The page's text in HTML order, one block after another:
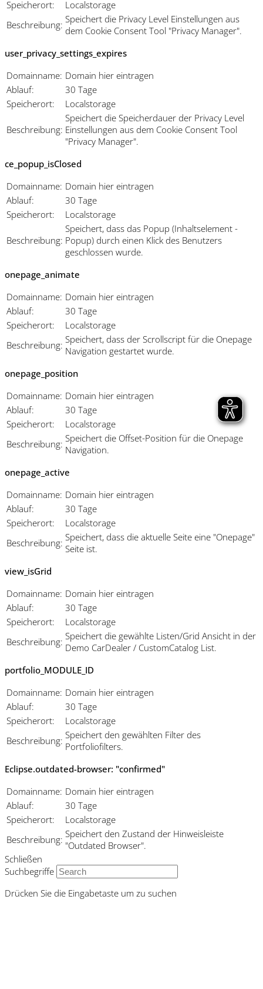
Speicherort:
Localstorage
Beschreibung: Speichert die Privacy Level Einstellungen aus
dem Cookie Consent Tool "Privacy Manager".
user_privacy_settings_expires
Domainname: Domain hier eintragen
Ablauf:
30 Tage
Speicherort:
Localstorage
Beschreibung:
Speichert die Speicherdauer der Privacy Level
Einstellungen aus dem Cookie Consent Tool
"Privacy Manager".
ce_popup_isClosed
Domainname: Domain hier eintragen
Ablauf:
30 Tage
Speicherort:
Localstorage
Beschreibung:
Speichert, dass das Popup (Inhaltselement -
Popup) durch einen Klick des Benutzers
geschlossen wurde.
onepage_animate
Domainname: Domain hier eintragen
Ablauf:
30 Tage
Speicherort:
Localstorage
Beschreibung: Speichert, dass der Scrollscript für die Onepage
Navigation gestartet wurde.
onepage_position
Domainname: Domain hier eintragen
Ablauf:
30 Tage
Speicherort:
Localstorage
Beschreibung: Speichert die Offset-Position für die Onepage
Navigation.
onepage_active
Domainname: Domain hier eintragen
Ablauf:
30 Tage
Speicherort:
Localstorage
Beschreibung: Speichert, dass die aktuelle Seite eine "Onepage"
Seite ist.
view_isGrid
Domainname: Domain hier eintragen
Ablauf:
30 Tage
Speicherort:
Localstorage
Beschreibung: Speichert die gewählte Listen/Grid Ansicht in der
Demo CarDealer / CustomCatalog List.
portfolio_MODULE_ID
Domainname: Domain hier eintragen
Ablauf:
30 Tage
Speicherort:
Localstorage
Beschreibung: Speichert den gewählten Filter des
Portfoliofilters.
Eclipse.outdated-browser: "confirmed"
Domainname: Domain hier eintragen
Ablauf:
30 Tage
Speicherort:
Localstorage
Beschreibung: Speichert den Zustand der Hinweisleiste
"Outdated Browser".
Schließen
Suchbegriffe
Drücken Sie die Eingabetaste um zu suchen